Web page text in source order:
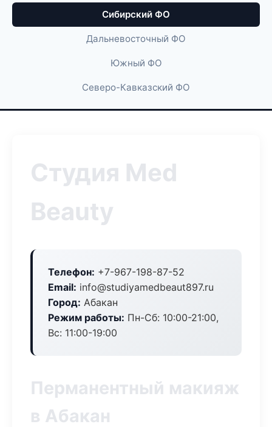
Сибирский ФО
Дальневосточный ФО
Южный ФО
Северо-Кавказский ФО
Студия Med
Beauty
Телефон: +7-967-198-87-52
Email: info@studiyamedbeaut897.ru
Город: Абакан
Режим работы: Пн-Сб: 10:00-21:00,
Вс: 11:00-19:00
Перманентный макияж
в Абакан